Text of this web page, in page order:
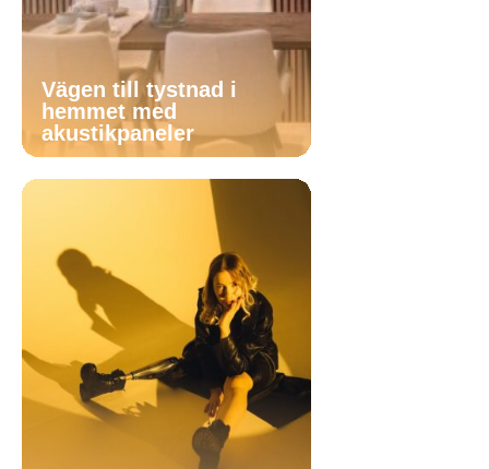
Vägen till tystnad i
hemmet med
akustikpaneler